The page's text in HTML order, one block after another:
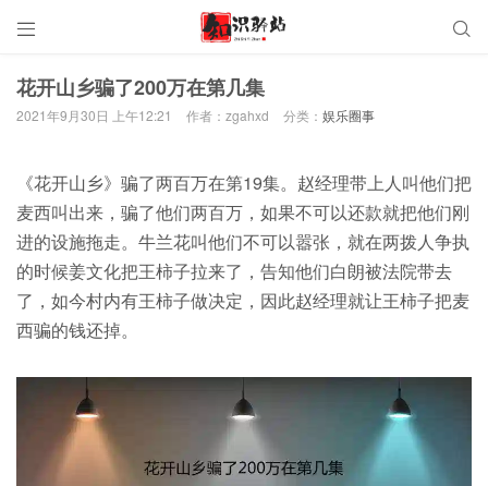
 
花开山乡骗了200万在第几集
2021年9月30日 上午12:21 作者：zgahxd 分类： 娱乐圈事
《花开山乡》骗了两百万在第19集。赵经理带上人叫他们把
麦西叫出来，骗了他们两百万，如果不可以还款就把他们刚
进的设施拖走。牛兰花叫他们不可以嚣张，就在两拨人争执
的时候姜文化把王柿子拉来了，告知他们白朗被法院带去
了，如今村内有王柿子做决定，因此赵经理就让王柿子把麦
西骗的钱还掉。